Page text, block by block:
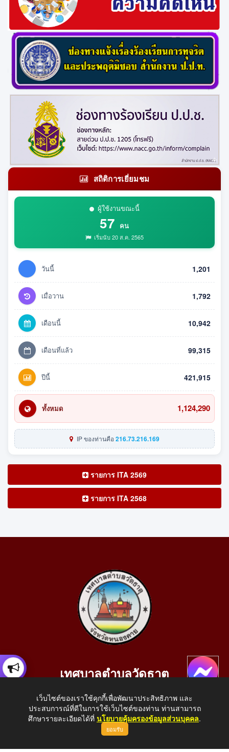
สถิติการเยี่ยมชม
ผู้ใช้งานขณะนี้
57 คน
เริ่มนับ 20 ส.ค. 2565
วันนี้ 1,201
เมื่อวาน 1,792
เดือนนี้ 10,942
เดือนที่แล้ว 99,315
ปีนี้ 421,915
ทั้งหมด 1,124,290
IP ของท่านคือ216.73.216.169
รายการ ITA 2569
รายการ ITA 2568
เทศบาลตำบลวัดธาตุ
อ.เมือง จ.หนองคาย 43000
โทรศัพท์: 042-414758 โทรสาร: 042-414759
E-Mail: saraban_05430110@dla.go.th
เว็บไซต์ของเราใช้คุกกี้เพื่อพัฒนาประสิทธิภาพ และ
ประสบการณ์ที่ดีในการใช้เว็บไซต์ของท่าน ท่านสามารถ
ศึกษารายละเอียดได้ที่ นโยบายคุ้มครองข้อมูลส่วนบุคคล.
ยอมรับ